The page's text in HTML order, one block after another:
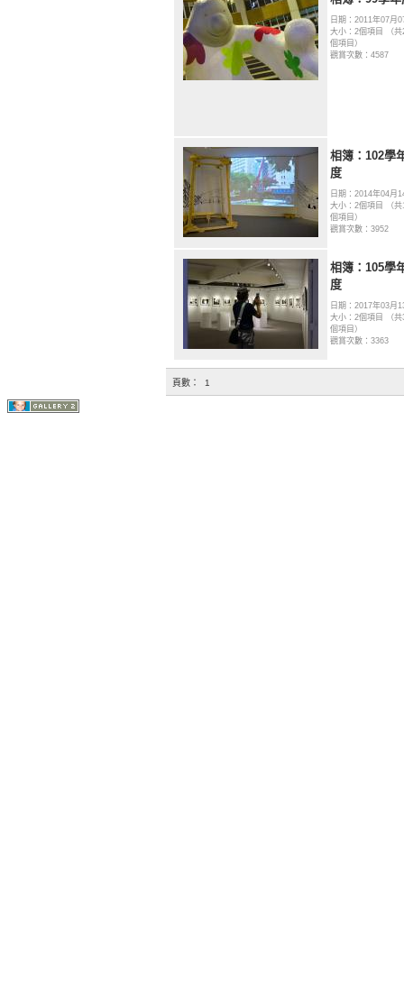
日期：2011年07月
大小：2個項目 （共
個項目）
觀賞次數：4587
相簿：102學
度
日期：2014年04月
大小：2個項目 （共
個項目）
觀賞次數：3952
相簿：105學
度
日期：2017年03月
大小：2個項目 （共
個項目）
觀賞次數：3363
頁數： 1